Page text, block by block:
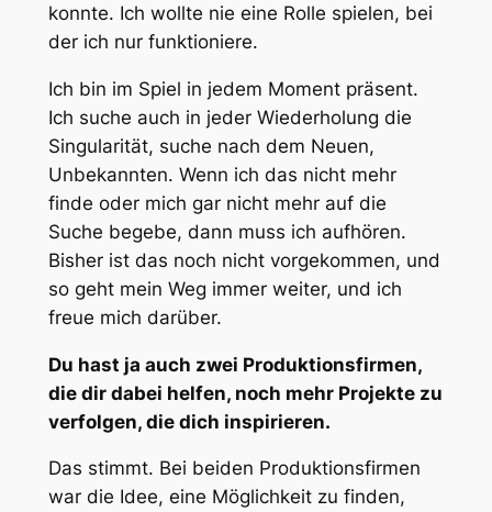
konnte. Ich wollte nie eine Rolle spielen, bei
der ich nur funktioniere.
Ich bin im Spiel in jedem Moment präsent.
Ich suche auch in jeder Wiederholung die
Singularität, suche nach dem Neuen,
Unbekannten. Wenn ich das nicht mehr
finde oder mich gar nicht mehr auf die
Suche begebe, dann muss ich aufhören.
Bisher ist das noch nicht vorgekommen, und
so geht mein Weg immer weiter, und ich
freue mich darüber.
Du hast ja auch zwei Produktionsfirmen,
die dir dabei helfen, noch mehr Projekte zu
verfolgen, die dich inspirieren.
Das stimmt. Bei beiden Produktionsfirmen
war die Idee, eine Möglichkeit zu finden,